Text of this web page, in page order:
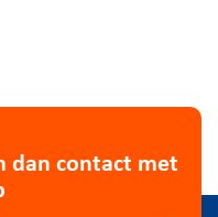
dan contact met